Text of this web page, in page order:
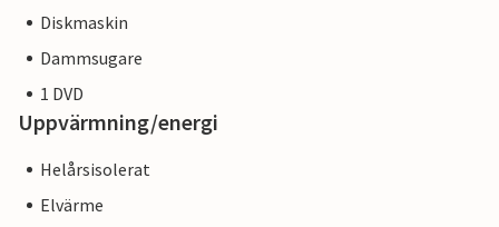
Diskmaskin
Dammsugare
1 DVD
Uppvärmning/energi
Helårsisolerat
Elvärme